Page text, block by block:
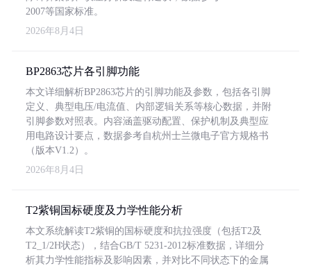
2007等国家标准。
2026年8月4日
BP2863芯片各引脚功能
本文详细解析BP2863芯片的引脚功能及参数，包括各引脚
定义、典型电压/电流值、内部逻辑关系等核心数据，并附
引脚参数对照表。内容涵盖驱动配置、保护机制及典型应
用电路设计要点，数据参考自杭州士兰微电子官方规格书
（版本V1.2）。
2026年8月4日
T2紫铜国标硬度及力学性能分析
本文系统解读T2紫铜的国标硬度和抗拉强度（包括T2及
T2_1/2H状态），结合GB/T 5231-2012标准数据，详细分
析其力学性能指标及影响因素，并对比不同状态下的金属